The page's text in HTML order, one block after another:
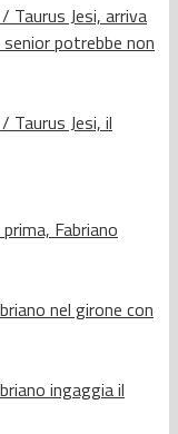
Taurus Jesi, arriva
potrebbe non
Taurus Jesi, il
Fabriano
nel girone con
ingaggia il